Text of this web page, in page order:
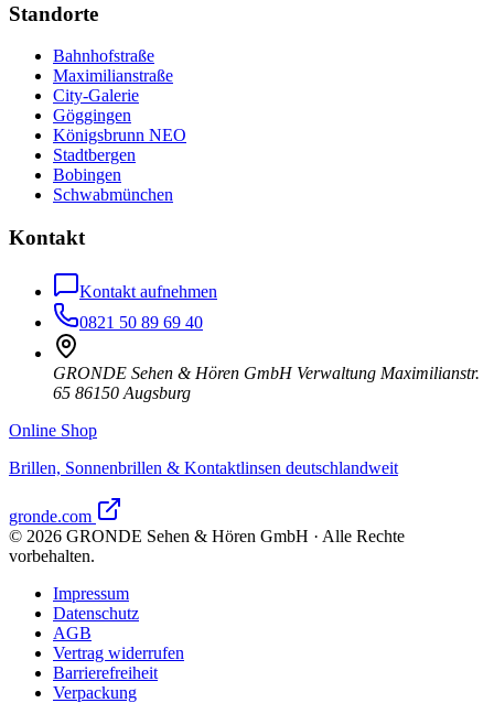
Standorte
Bahnhofstraße
Maximilianstraße
City-Galerie
Göggingen
Königsbrunn NEO
Stadtbergen
Bobingen
Schwabmünchen
Kontakt
Kontakt aufnehmen
0821 50 89 69 40
GRONDE Sehen & Hören GmbH Verwaltung Maximilianstr.
65 86150 Augsburg
Online Shop
Brillen, Sonnenbrillen & Kontaktlinsen deutschlandweit
gronde.com
© 2026 GRONDE Sehen & Hören GmbH · Alle Rechte
vorbehalten.
Impressum
Datenschutz
AGB
Vertrag widerrufen
Barrierefreiheit
Verpackung